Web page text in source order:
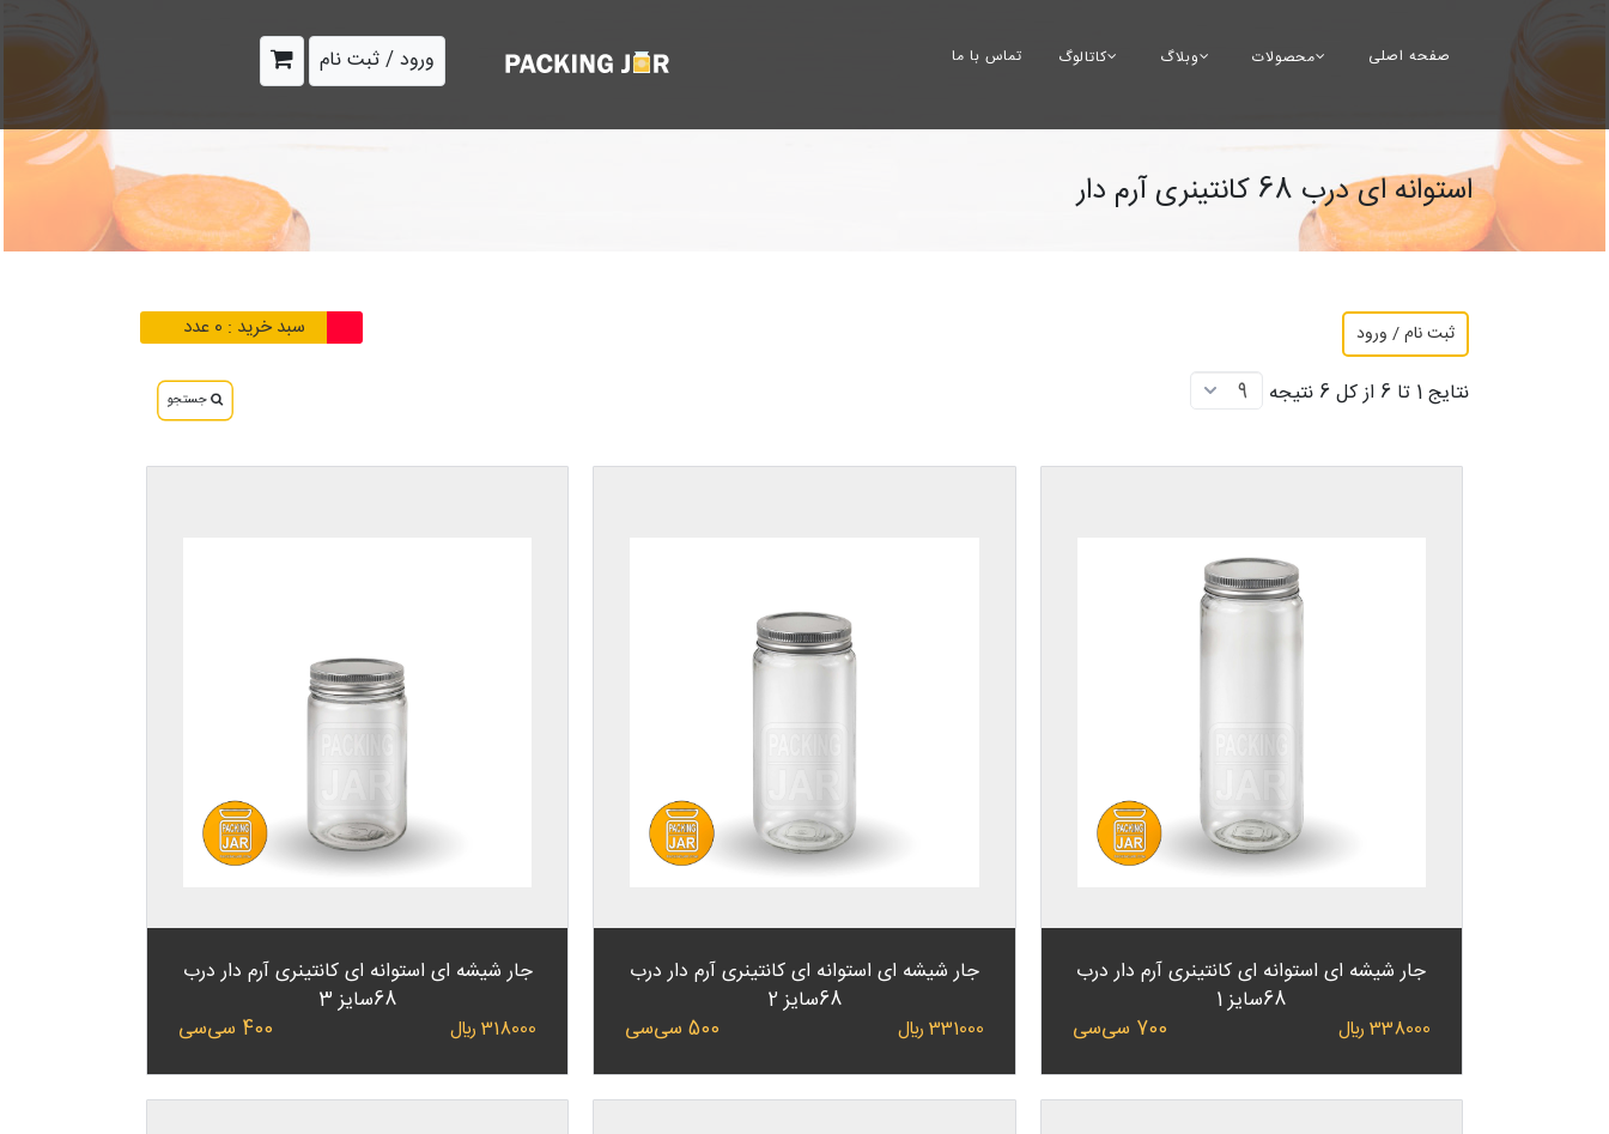
صفحه اصلی محصولات وبلاگ کاتالوگ تماس با ما ورود / ثبت نام
استوانه ای درب 68 کانتینری آرم دار
سبد خرید : 0 عدد ثبت نام / ورود
جستجو نتایج 1 تا 6 از کل 6 نتیجه
جار شیشه ای استوانه ای کانتینری آرم دار درب
68سایز 1
338000 ﷼ 700 سی‌سی
جار شیشه ای استوانه ای کانتینری آرم دار درب
68سایز 2
331000 ﷼ 500 سی‌سی
جار شیشه ای استوانه ای کانتینری آرم دار درب
68سایز 3
318000 ﷼ 400 سی‌سی